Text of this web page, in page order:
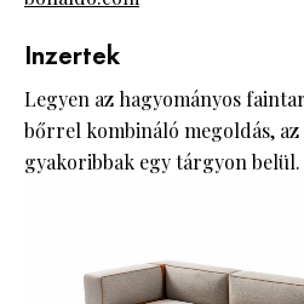
Inzertek
Legyen az hagyományos
bőrrel kombináló megoldás,
gyakoribbak egy tárgyon belül.